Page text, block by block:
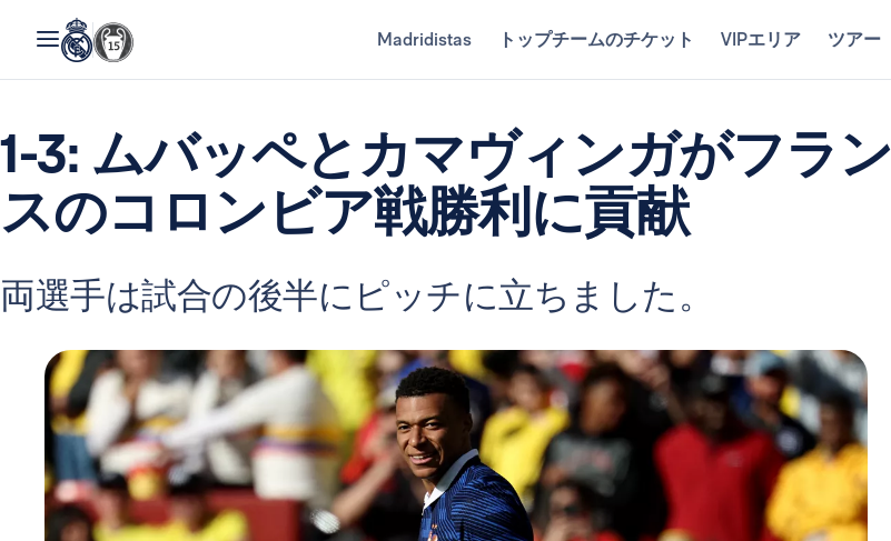
Madridistas トップチームのチケット VIPエリア ツアー
1-3: ムバッペとカマヴィンガがフラン
スのコロンビア戦勝利に貢献
両選手は試合の後半にピッチに立ちました。